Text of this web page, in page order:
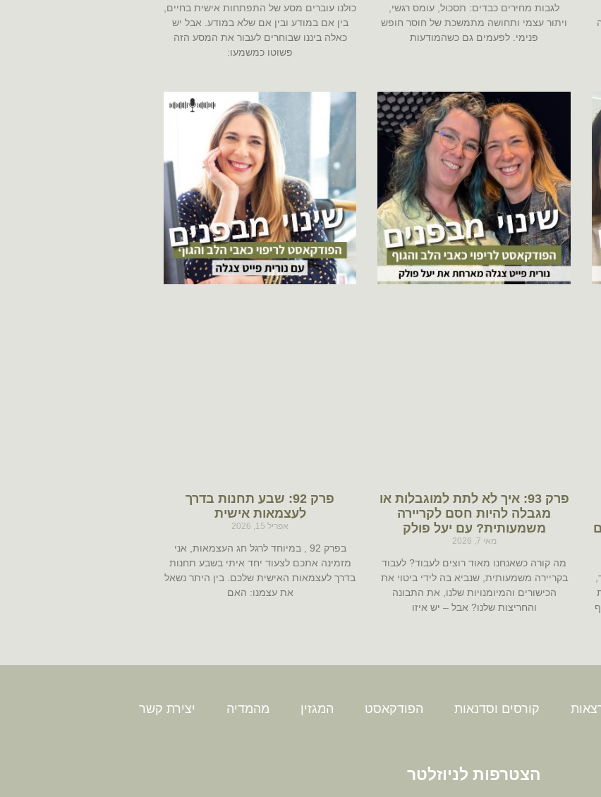
לגבות מחירים כבדים: תסכול, עומס רגשי,
ויתור עצמי ותחושה מתמשכת של חוסר חופש
פנימי. לפעמים גם כשהמודעות
כולנו עוברים מסע של התפתחות אישית בחיים,
בין אם במודע ובין אם שלא במודע. אבל יש
כאלה ביננו שבוחרים לעבור את המסע הזה
פשוטו כמשמעו:
פרק 93: איך לא לתת למוגבלות או
מגבלה להיות חסם לקריירה
משמעותית? עם יעל פולק
מאי 7, 2026
מה קורה כשאנחנו מאוד רוצים לעבוד? לעבוד
בקריירה משמעותית, שנביא בה לידי ביטוי את
הכישורים והמיומנויות שלנו, את התבונה
והחריצות שלנו? אבל – יש איזו
פרק 92: שבע תחנות בדרך
לעצמאות אישית
אפריל 15, 2026
בפרק 92 , במיוחד לרגל חג העצמאות, אני
מזמינה אתכם לצעוד יחד איתי בשבע תחנות
בדרך לעצמאות האישית שלכם. בין היתר נשאל
את עצמנו: האם
קורסים וסדנאות הפודקאסט המגזין מהמדיה יצירת קשר
הצטרפות לניוזלטר